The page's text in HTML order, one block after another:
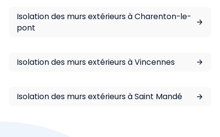
Isolation des murs extérieurs à Charenton-le-
pont
Isolation des murs extérieurs à Vincennes
Isolation des murs extérieurs à Saint Mandé